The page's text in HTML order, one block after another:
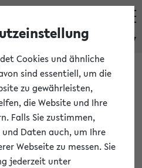
eKVV
Veranstaltungen
Cookies und ähnliche
sind essentiell, um die
zu gewährleisten,
die Website und Ihre
Falls Sie zustimmen,
Daten auch, um Ihre
Webseite zu messen. Sie
jederzeit unter